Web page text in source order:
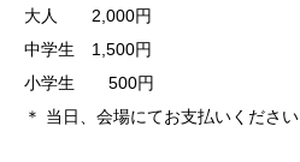
大人 2,000円
中学生 1,500円
小学生 500円
＊ 当日、会場にてお支払いください